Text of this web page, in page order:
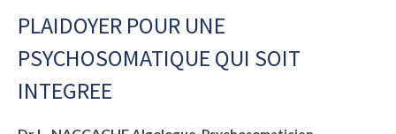
PLAIDOYER POUR UNE
PSYCHOSOMATIQUE QUI SOIT
INTEGREE